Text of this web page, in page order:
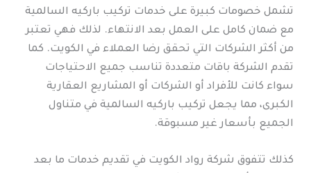
تشمل خصومات كبيرة على خدمات تركيب باركيه السالمية
مع ضمان كامل على العمل بعد الانتهاء. لذلك فهي تعتبر
من أكثر الشركات التي تحقق رضا العملاء في الكويت. كما
تقدم الشركة باقات متعددة تناسب جميع الاحتياجات
سواء كانت للأفراد أو الشركات أو المشاريع العقارية
الكبرى، مما يجعل تركيب باركيه السالمية في متناول
الجميع بأسعار غير مسبوقة.
كذلك تتفوق شركة رواد الكويت في تقديم خدمات ما بعد